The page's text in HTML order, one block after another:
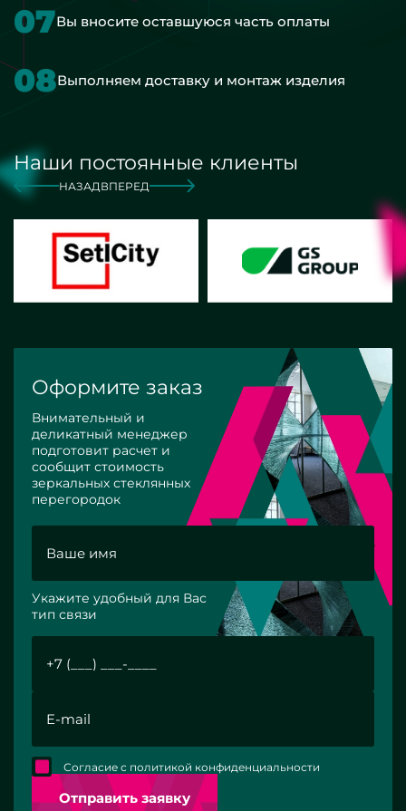
07Вы вносите оставшуюся часть оплаты
08Выполняем доставку и монтаж изделия
Наши постоянные клиенты
НАЗАД ВПЕРЕД
Оформите заказ
Внимательный и
деликатный менеджер
подготовит расчет и
сообщит стоимость
зеркальных стеклянных
перегородок
Укажите удобный для Вас
тип связи
Отправить заявку
Согласие с политикой конфиденциальности